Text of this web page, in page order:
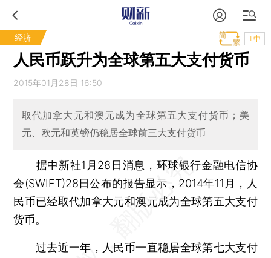
经济 T中
人民币跃升为全球第五大支付货币
2015年01月28日 16:50
取代加拿大元和澳元成为全球第五大支付货币；美
元、欧元和英镑仍稳居全球前三大支付货币
据中新社1月28日消息，环球银行金融电信协
会(SWIFT)28日公布的报告显示，2014年11月，人
民币已经取代加拿大元和澳元成为全球第五大支付
货币。
过去近一年，人民币一直稳居全球第七大支付